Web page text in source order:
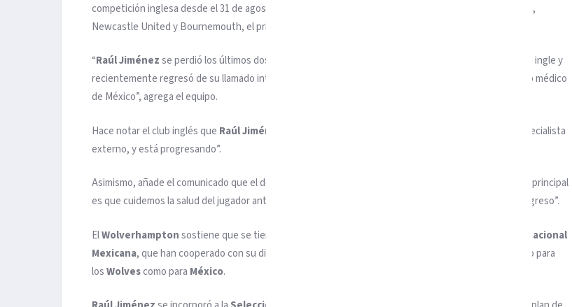
competición inglesa desde el 31 de agosto y sólo ha estado presente en tres duelos, ante Tottenham,
Newcastle United y Bournemouth, el primero como relevo y el resto desde el arranque.
“Raúl Jiménezse perdió los últimos dos partidos de la Premier League del club por un problema en la ingle y
recientemente regresó de su llamado internacional, en el que continuó su rehabilitación con el equipo médico
de México”, agrega el equipo.
Hace notar el club inglés que Raúl Jiménez
“está bajo el cuidado de nuestro equipo médico y un especialista
externo, y está progresando”.
Asimismo, añade el comunicado que el delantero “todavía está en la fase de rehabilitación. El objetivo principal
es que cuidemos la salud del jugador antes de hacer predicciones sobre los tiempos exactos de su regreso”.
ElWolverhamptonsostiene que se tiene una muy buena relación con los médicos de la
Selección Nacional
Mexicana, que han cooperado con su dirección en el entendimiento de que
es importante tanto para
losWolvescomo para México.